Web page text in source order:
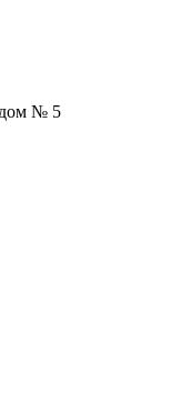
дом № 5